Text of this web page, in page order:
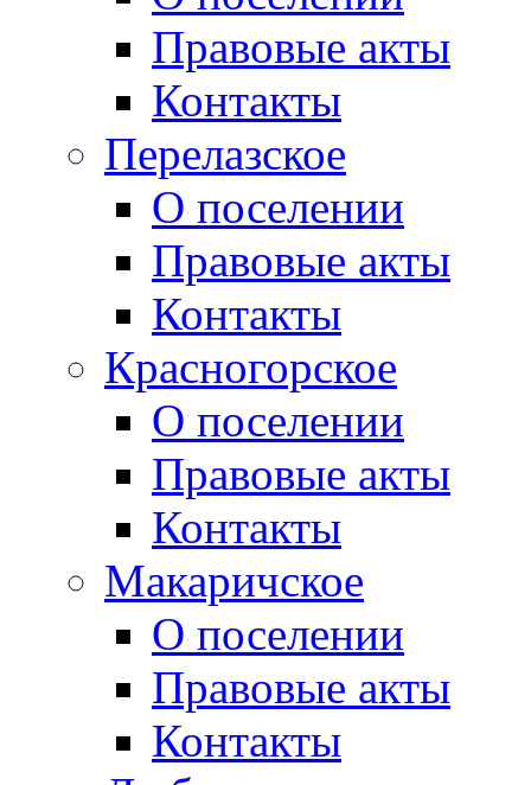
Правовые акты
Контакты
Перелазское
О поселении
Правовые акты
Контакты
Красногорское
О поселении
Правовые акты
Контакты
Макаричское
О поселении
Правовые акты
Контакты